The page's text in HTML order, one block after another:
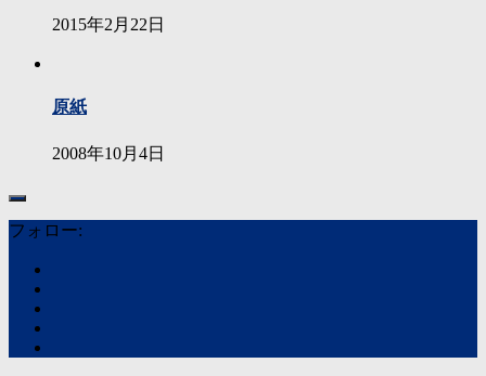
2015年2月22日
原紙
2008年10月4日
フォロー: